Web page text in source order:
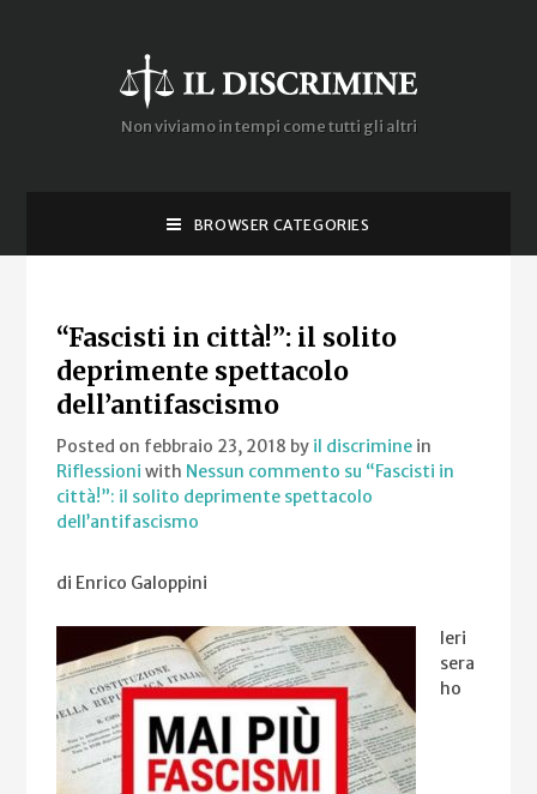
Non viviamo in tempi come tutti gli altri
BROWSER CATEGORIES
“Fascisti in città!”: il solito
deprimente spettacolo
dell’antifascismo
Posted on febbraio 23, 2018 by il discrimine in
Riflessioni with Nessun commento su “Fascisti in
città!”: il solito deprimente spettacolo
dell’antifascismo
di Enrico Galoppini
Ieri
sera
ho